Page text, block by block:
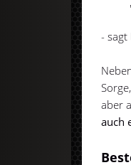
- sagt
aber
auch